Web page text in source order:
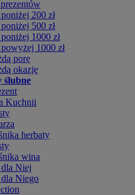
200 zł
500 zł
1000 zł
1000 zł
porę
okazję
ślubne
Kuchnii
herbaty
wina
Niej
Niego